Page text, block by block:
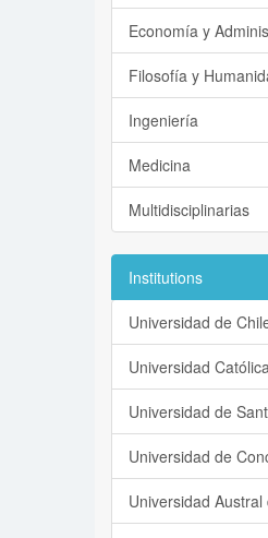
Economía y
Filosofía y
Ingeniería
Medicina
Multidisciplinarias
Institutions
Universidad de
Universidad
Universidad de
Universidad de
Universidad Austral